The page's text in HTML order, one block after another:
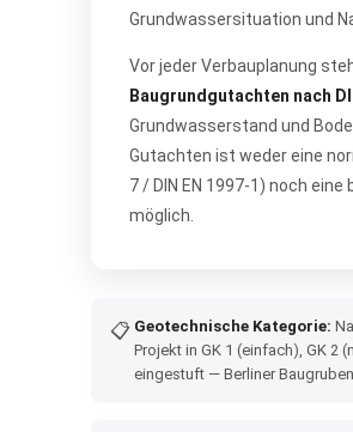
Grundwassersituation und
Vor jeder Verbauplanung
Baugrundgutachten nach
Grundwasserstand und
Gutachten ist weder eine
7 / DIN EN 1997-1) noch
möglich.
📋 Geotechnische Kategorie:
Projekt in GK 1 (einfach), GK 2
eingestuft — Berliner